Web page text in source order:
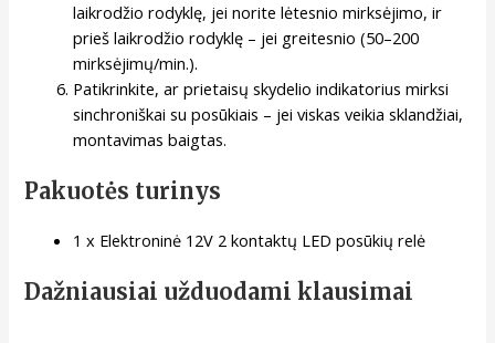
laikrodžio rodyklę, jei norite lėtesnio mirksėjimo, ir
prieš laikrodžio rodyklę – jei greitesnio (50–200
mirksėjimų/min.).
Patikrinkite, ar prietaisų skydelio indikatorius mirksi
sinchroniškai su posūkiais – jei viskas veikia sklandžiai,
montavimas baigtas.
Pakuotės turinys
1 x Elektroninė 12V 2 kontaktų LED posūkių relė
Dažniausiai užduodami klausimai